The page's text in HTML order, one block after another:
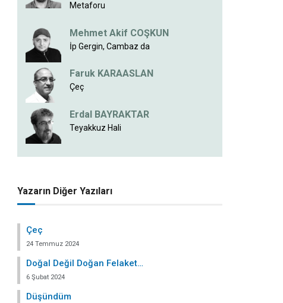
Metaforu
Mehmet Akif COŞKUN
İp Gergin, Cambaz da
Faruk KARAASLAN
Çeç
Erdal BAYRAKTAR
Teyakkuz Hali
Yazarın Diğer Yazıları
Çeç
24 Temmuz 2024
Doğal Değil Doğan Felaket…
6 Şubat 2024
Düşündüm